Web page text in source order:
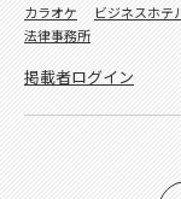
カラオケ
ビジネスホテ
法律事務所
掲載者ログイン